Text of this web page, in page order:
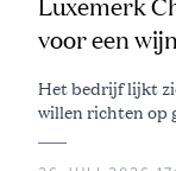
Luxemerk
voor een
Het bedrijf lijkt
willen richten op